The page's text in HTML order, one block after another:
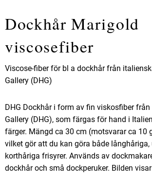
Dockhår Marigold
viscosefiber
Viscose-fiber för bl a dockhår från
Gallery (DHG)
DHG Dockhår i form av fin viskosfiber från
Gallery (DHG), som färgas för hand i
färger. Mängd ca 30 cm (motsvarar ca 10
vilket gör att du kan göra både
korthåriga frisyrer. Används av
dockhår och små dockperuker. Bilden